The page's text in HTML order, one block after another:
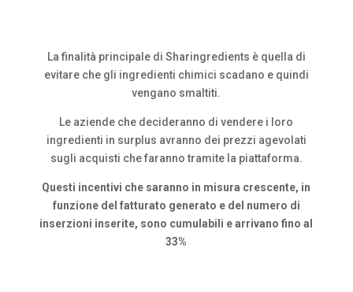
La finalità principale di Sharingredients è quella di
evitare che gli ingredienti chimici scadano e quindi
vengano smaltiti.
Le aziende che decideranno di vendere i loro
ingredienti in surplus avranno dei prezzi agevolati
sugli acquisti che faranno tramite la piattaforma.
Questi incentivi che saranno in misura crescente, in
funzione del fatturato generato e del numero di
inserzioni inserite, sono cumulabili e arrivano fino al
33%